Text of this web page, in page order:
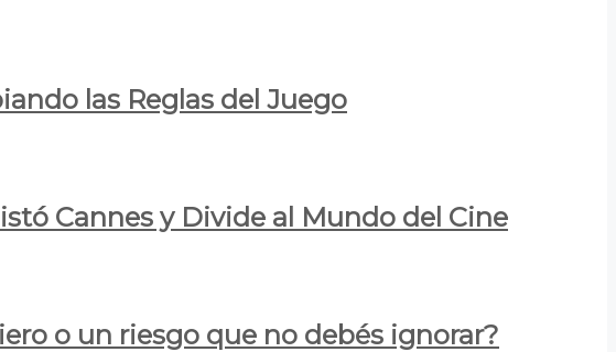
las Reglas del Juego
Cannes y Divide al Mundo del Cine
o un riesgo que no debés ignorar?